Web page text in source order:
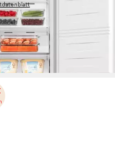
€ UVP899,00 €
€mtl. in 48 Raten
Werktagen bei dir